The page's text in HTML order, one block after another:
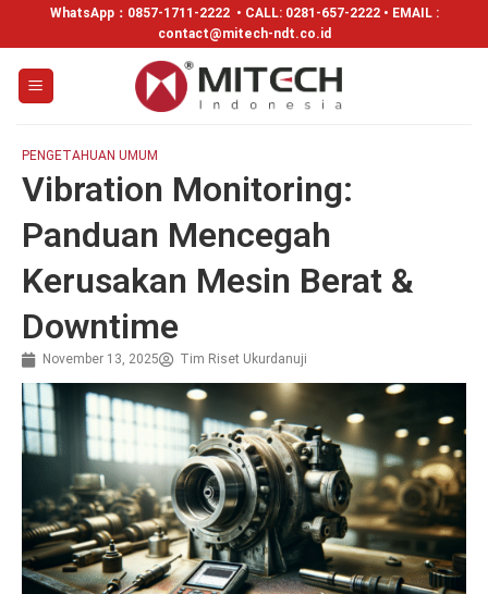
WhatsApp： 0857-1711-2222 • CALL: 0281-657-2222 • EMAIL :
contact@mitech-ndt.co.id
PENGETAHUAN UMUM
Vibration Monitoring:
Panduan Mencegah
Kerusakan Mesin Berat &
Downtime
November 13, 2025 Tim Riset Ukurdanuji